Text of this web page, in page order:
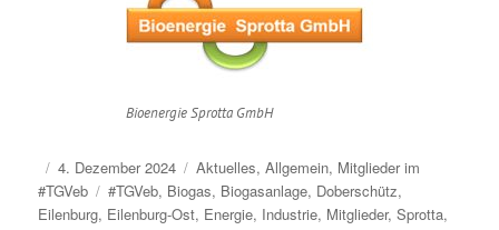
Bioenergie Sprotta GmbH
Veröffentlicht
am
4. Dezember 2024 Kategorien
Aktuelles,Allgemein, Mitglieder im
#TGVeb
Schlagwörter
#TGVeb, Biogas, Biogasanlage, Doberschütz,
Eilenburg, Eilenburg-Ost, Energie, Industrie, Mitglieder,Sprotta,